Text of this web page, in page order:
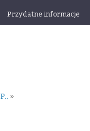
Przydatne informacje
P.. »